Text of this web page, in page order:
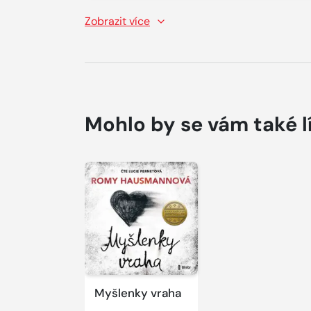
Zobrazit více
Mohlo by se vám také
Myšlenky vraha